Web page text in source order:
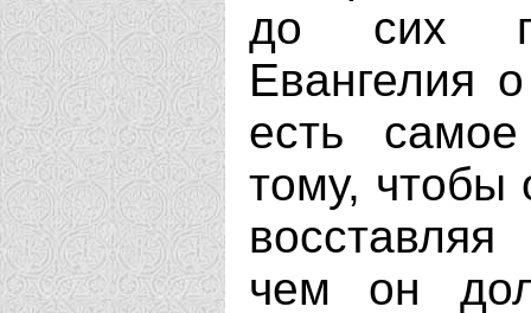
до сих
Евангелия
есть
тому, чтобы
чем он